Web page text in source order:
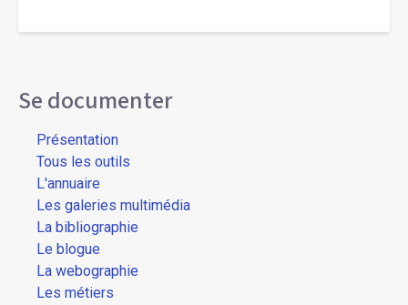
Se documenter
Présentation
Tous les outils
L'annuaire
Les galeries multimédia
La bibliographie
Le blogue
La webographie
Les métiers